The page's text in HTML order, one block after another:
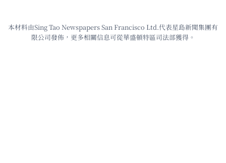
本材料由Sing Tao Newspapers San Francisco Ltd.代表星島新聞集團有
限公司發佈，更多相關信息可從華盛頓特區司法部獲得。